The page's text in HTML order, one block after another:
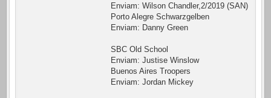
Enviam: Wilson Chandler,2/2019 (SAN)
Porto Alegre Schwarzgelben
Enviam: Danny Green
SBC Old School
Enviam: Justise Winslow
Buenos Aires Troopers
Enviam: Jordan Mickey